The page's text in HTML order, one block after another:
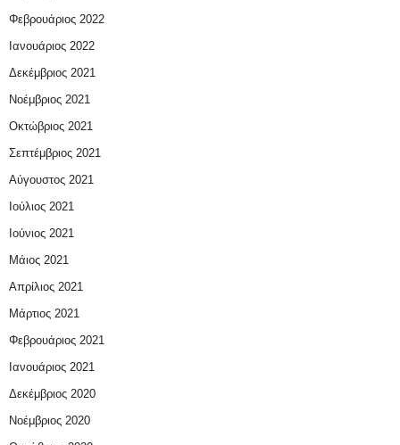
Φεβρουάριος 2022
Ιανουάριος 2022
Δεκέμβριος 2021
Νοέμβριος 2021
Οκτώβριος 2021
Σεπτέμβριος 2021
Αύγουστος 2021
Ιούλιος 2021
Ιούνιος 2021
Μάιος 2021
Απρίλιος 2021
Μάρτιος 2021
Φεβρουάριος 2021
Ιανουάριος 2021
Δεκέμβριος 2020
Νοέμβριος 2020